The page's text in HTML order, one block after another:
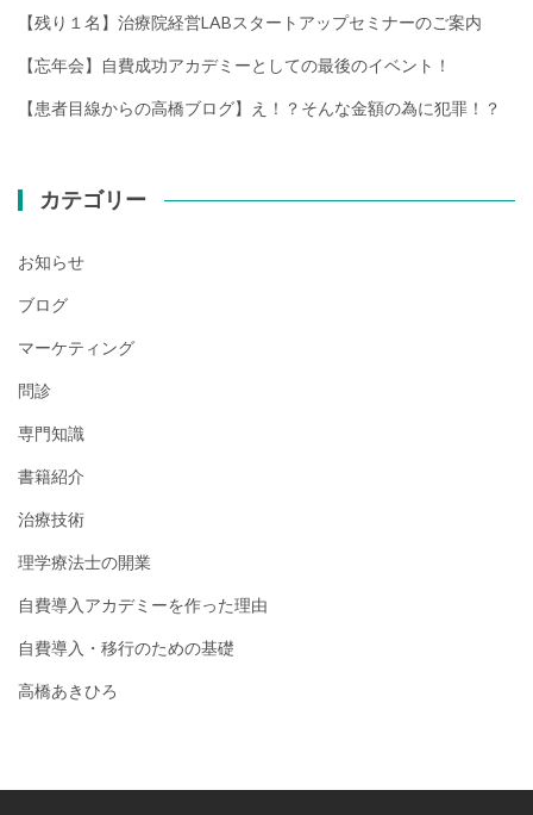
【残り１名】治療院経営LABスタートアップセミナーのご案内
【忘年会】自費成功アカデミーとしての最後のイベント！
【患者目線からの高橋ブログ】え！？そんな金額の為に犯罪！？
カテゴリー
お知らせ
ブログ
マーケティング
問診
専門知識
書籍紹介
治療技術
理学療法士の開業
自費導入アカデミーを作った理由
自費導入・移行のための基礎
高橋あきひろ